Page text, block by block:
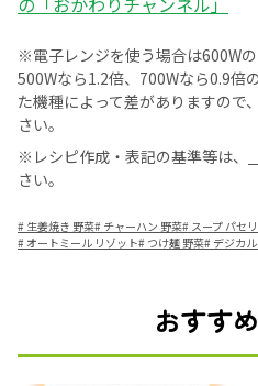
※電子レンジを使う場合は600Wの
500Wなら1.2倍、700Wなら0.9倍
た機種によって差がありますので
さい。
※レシピ作成・表記の基準等は、
さい。
# 生姜焼き 野菜# チャーハン 野菜# スープ パセリ
#オートミール リゾット# つけ麺 野菜#デジカ
おすす